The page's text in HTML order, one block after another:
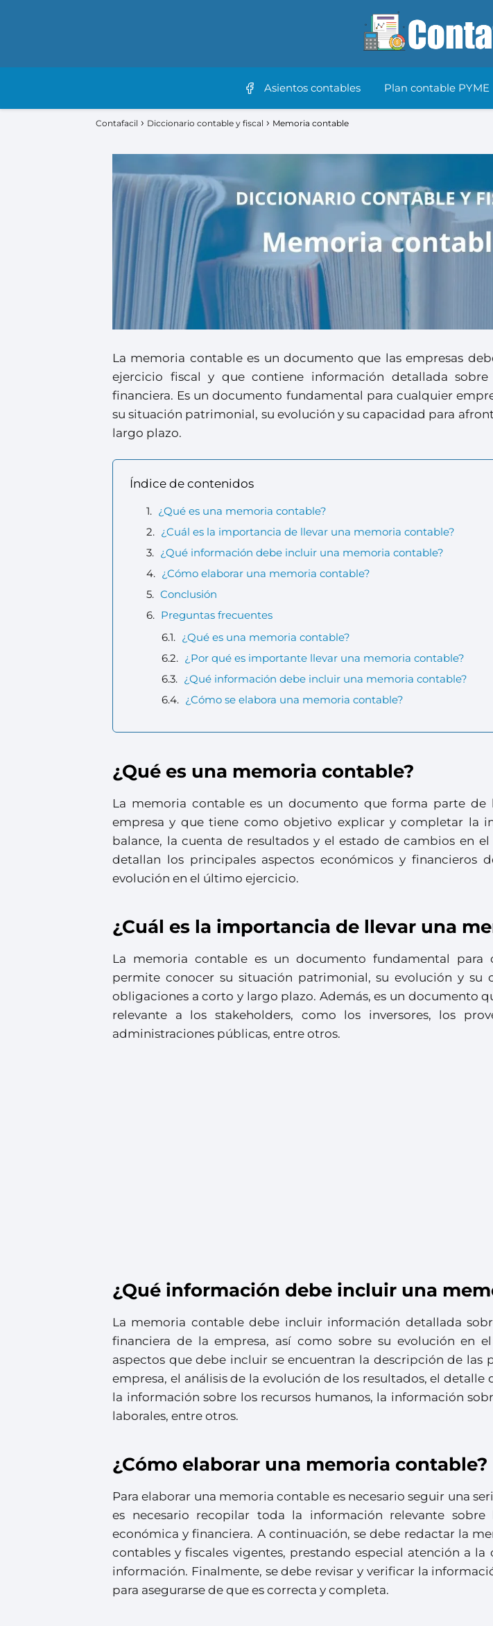
Asientos contables Plan contable PYME
Contafacil Diccionario contable y fiscal Memoria contable
La memoria contable es un documento que las empresas
ejercicio fiscal y que contiene información detallada
financiera. Es un documento fundamental para cualquier
su situación patrimonial, su evolución y su capacidad para
largo plazo.
Índice de contenidos
¿Qué es una memoria contable?
¿Cuál es la importancia de llevar una memoria contable?
¿Qué información debe incluir una memoria contable?
¿Cómo elaborar una memoria contable?
Conclusión
Preguntas frecuentes
¿Qué es una memoria contable?
¿Por qué es importante llevar una memoria contable?
¿Qué información debe incluir una memoria contable?
¿Cómo se elabora una memoria contable?
¿Qué es una memoria contable?
La memoria contable es un documento que forma parte de
empresa y que tiene como objetivo explicar y completar la
balance, la cuenta de resultados y el estado de cambios en
detallan los principales aspectos económicos y financieros
evolución en el último ejercicio.
¿Cuál es la importancia de llevar una
La memoria contable es un documento fundamental para
permite conocer su situación patrimonial, su evolución y su
obligaciones a corto y largo plazo. Además, es un documento
relevante a los stakeholders, como los inversores, los
administraciones públicas, entre otros.
¿Qué información debe incluir una
La memoria contable debe incluir información detallada
financiera de la empresa, así como sobre su evolución en
aspectos que debe incluir se encuentran la descripción de las
empresa, el análisis de la evolución de los resultados, el detalle
la información sobre los recursos humanos, la información
laborales, entre otros.
¿Cómo elaborar una memoria contable?
Para elaborar una memoria contable es necesario seguir una
es necesario recopilar toda la información relevante
económica y financiera. A continuación, se debe redactar la
contables y fiscales vigentes, prestando especial atención a
información. Finalmente, se debe revisar y verificar la
para asegurarse de que es correcta y completa.